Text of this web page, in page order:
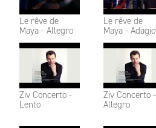
Le rêve de
Maya - Allegro
Le rêve de
Maya - Adagio
Ziv Concerto -
Lento
Ziv Concerto -
Allegro